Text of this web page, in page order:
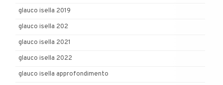
glauco isella 2019
glauco isella 202
glauco isella 2021
glauco isella 2022
glauco isella approfondimento